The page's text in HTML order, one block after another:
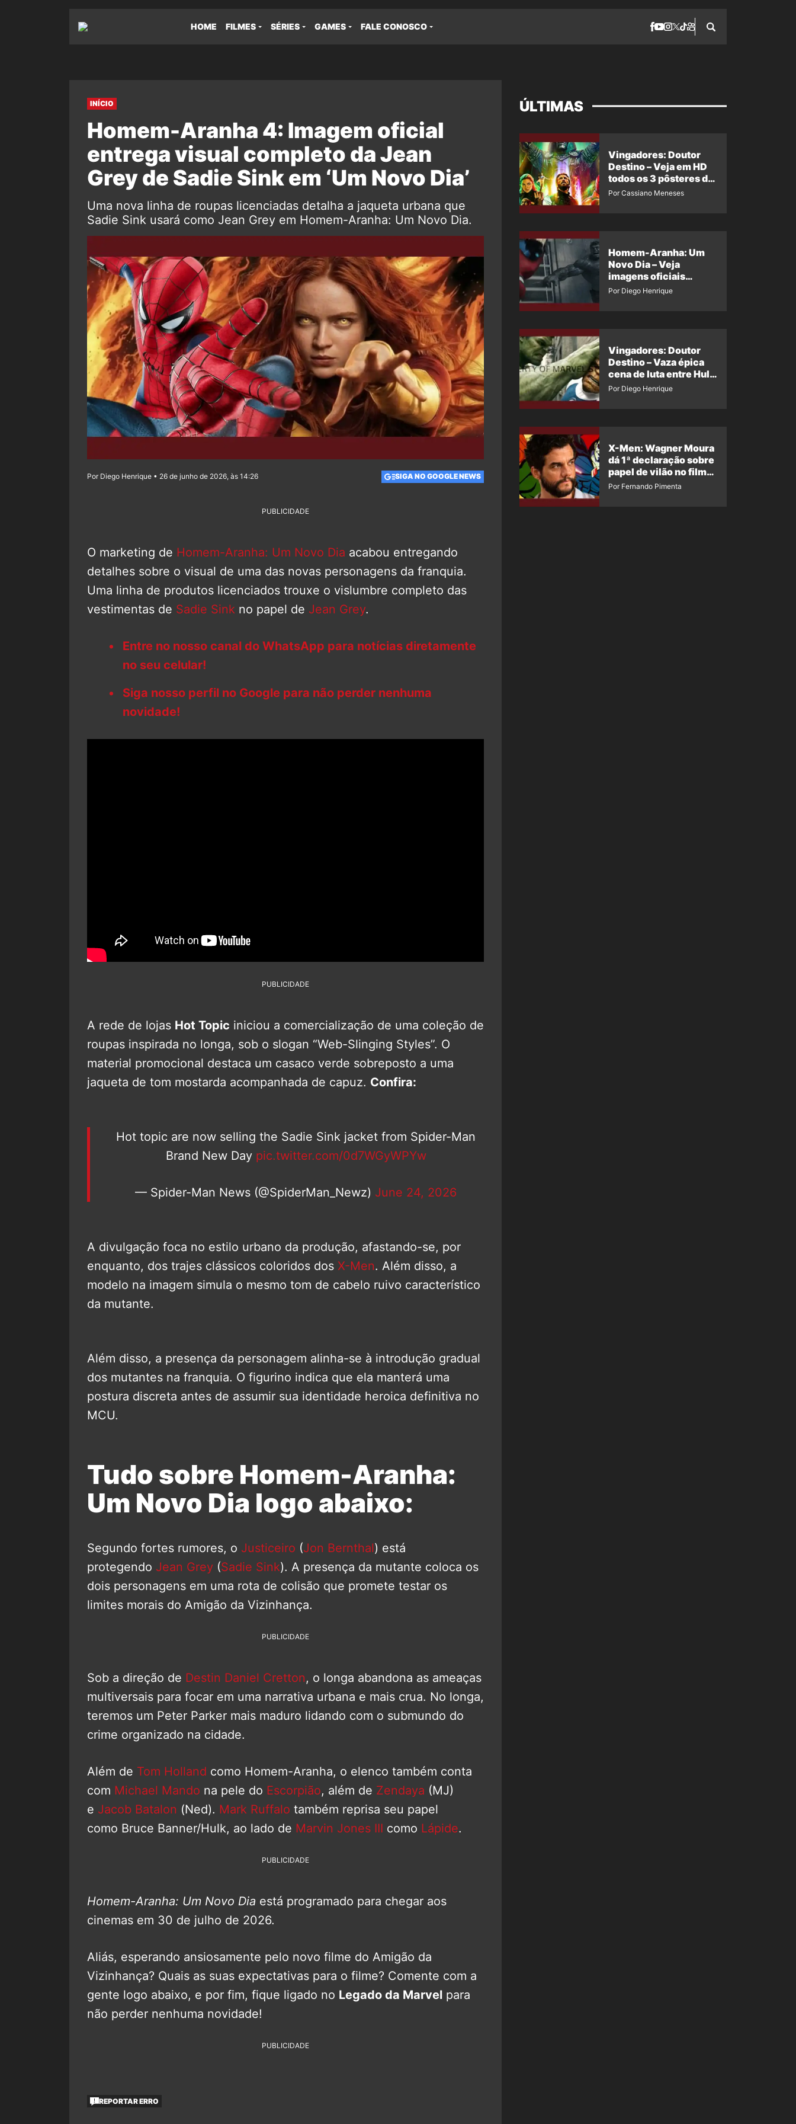
HOME FILMES SÉRIES GAMES FALE CONOSCO
INÍCIO
Homem-Aranha 4: Imagem oficial
entrega visual completo da Jean
Grey de Sadie Sink em ‘Um Novo Dia’
Uma nova linha de roupas licenciadas detalha a jaqueta urbana que
Sadie Sink usará como Jean Grey em Homem-Aranha: Um Novo Dia.
Por Diego Henrique • 26 de junho de 2026, às 14:26 SIGA NO GOOGLE NEWS
PUBLICIDADE
O marketing de Homem-Aranha: Um Novo Dia acabou entregando
detalhes sobre o visual de uma das novas personagens da franquia.
Uma linha de produtos licenciados trouxe o vislumbre completo das
vestimentas de Sadie Sink no papel de Jean Grey.
Entre no nosso canal do WhatsApp para notícias diretamente
no seu celular!
Siga nosso perfil no Google para não perder nenhuma
novidade!
PUBLICIDADE
A rede de lojas Hot Topic iniciou a comercialização de uma coleção de
roupas inspirada no longa, sob o slogan “Web-Slinging Styles”. O
material promocional destaca um casaco verde sobreposto a uma
jaqueta de tom mostarda acompanhada de capuz. Confira:
Hot topic are now selling the Sadie Sink jacket from Spider-Man
Brand New Day pic.twitter.com/0d7WGyWPYw
— Spider-Man News (@SpiderMan_Newz) June 24, 2026
A divulgação foca no estilo urbano da produção, afastando-se, por
enquanto, dos trajes clássicos coloridos dos X-Men. Além disso, a
modelo na imagem simula o mesmo tom de cabelo ruivo característico
da mutante.
Além disso, a presença da personagem alinha-se à introdução gradual
dos mutantes na franquia. O figurino indica que ela manterá uma
postura discreta antes de assumir sua identidade heroica definitiva no
MCU.
Tudo sobre Homem-Aranha:
Um Novo Dia logo abaixo:
Segundo fortes rumores, o Justiceiro (Jon Bernthal) está
protegendo Jean Grey (Sadie Sink). A presença da mutante coloca os
dois personagens em uma rota de colisão que promete testar os
limites morais do Amigão da Vizinhança.
PUBLICIDADE
Sob a direção de Destin Daniel Cretton, o longa abandona as ameaças
multiversais para focar em uma narrativa urbana e mais crua. No longa,
teremos um Peter Parker mais maduro lidando com o submundo do
crime organizado na cidade.
Além de Tom Holland como Homem-Aranha, o elenco também conta
com Michael Mando na pele do Escorpião, além de Zendaya (MJ)
e Jacob Batalon (Ned). Mark Ruffalo também reprisa seu papel
como Bruce Banner/Hulk, ao lado de Marvin Jones III como Lápide.
PUBLICIDADE
Homem-Aranha: Um Novo Dia está programado para chegar aos
cinemas em 30 de julho de 2026.
Aliás, esperando ansiosamente pelo novo filme do Amigão da
Vizinhança? Quais as suas expectativas para o filme? Comente com a
gente logo abaixo, e por fim, fique ligado no Legado da Marvel para
não perder nenhuma novidade!
PUBLICIDADE
REPORTAR ERRO
ÚLTIMAS
Vingadores: Doutor
Destino – Veja em HD
todos os 3 pôsteres de
‘Doomsday’ + 1 imagem
Por Cassiano Meneses
Homem-Aranha: Um
Novo Dia – Veja
imagens oficiais
descartadas do Hulk
Por Diego Henrique
Vingadores: Doutor
Destino – Vaza épica
cena de luta entre Hulk
e o Coisa
Por Diego Henrique
X-Men: Wagner Moura
dá 1ª declaração sobre
papel de vilão no filme
da Marvel
Por Fernando Pimenta